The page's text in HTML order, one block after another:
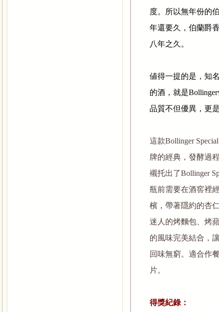
度。所以無年份的
年還要久，伯蘭爵
八年之久。
値得一提的是，知
的酒，就是Bollinger
品質不但優異，更
這款Bollinger
牌的經典，發酵過
襯托出了Bollinger
瓶前需要在酒窖裡
檳，帶著隱約的杏
迷人的烤麵包、烤
的風味完美結合，
回味無窮。適合作
片。
得獎紀錄：